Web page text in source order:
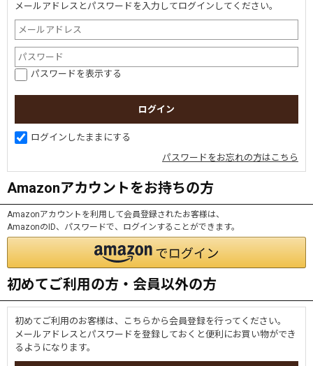
メールアドレスとパスワードを入力してログインしてください。
パスワードを表示する
ログインしたままにする
パスワードをお忘れの方はこちら
Amazonアカウントをお持ちの方
Amazonアカウントを利用して会員登録されたお客様は、
AmazonのID、パスワードで、ログインすることができます。
初めてご利用の方・会員以外の方
初めてご利用のお客様は、こちらから会員登録を行ってください。
メールアドレスとパスワードを登録しておくと便利にお買い物ができ
るようになります。